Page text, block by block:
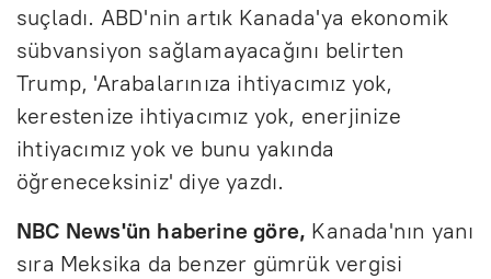
suçladı. ABD'nin artık Kanada'ya ekonomik
sübvansiyon sağlamayacağını belirten
Trump, 'Arabalarınıza ihtiyacımız yok,
kerestenize ihtiyacımız yok, enerjinize
ihtiyacımız yok ve bunu yakında
öğreneceksiniz' diye yazdı.
NBC News'ün haberine göre, Kanada'nın yanı
sıra Meksika da benzer gümrük vergisi